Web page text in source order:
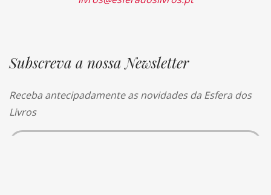
Subscreva a nossa Newsletter
Receba antecipadamente as novidades da Esfera dos
Livros